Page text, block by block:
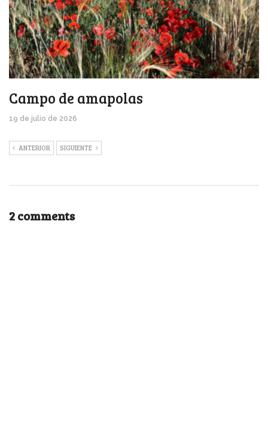
Campo de amapolas
19 de julio de 2026
ANTERIOR SIGUIENTE
2 comments